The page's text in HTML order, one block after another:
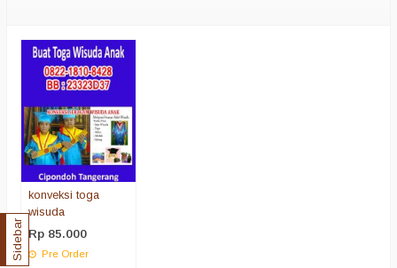
konveksi toga
wisuda
Rp 85.000
Pre Order
Sidebar